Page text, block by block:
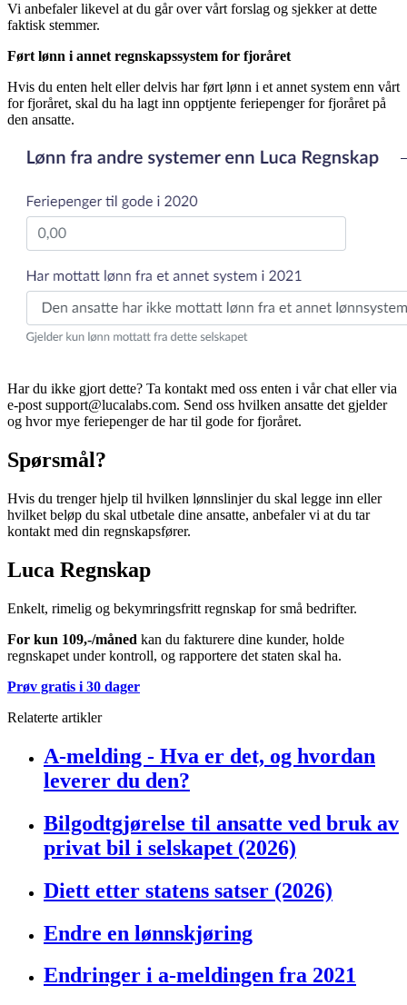
Vi anbefaler likevel at du går over vårt forslag og sjekker at dette
faktisk stemmer.
Ført lønn i annet regnskapssystem for fjoråret
Hvis du enten helt eller delvis har ført lønn i et annet system enn vårt
for fjoråret, skal du ha lagt inn opptjente feriepenger for fjoråret på
den ansatte.
Har du ikke gjort dette? Ta kontakt med oss enten i vår chat eller via
e-post support@lucalabs.com. Send oss hvilken ansatte det gjelder
og hvor mye feriepenger de har til gode for fjoråret.
Spørsmål?
Hvis du trenger hjelp til hvilken lønnslinjer du skal legge inn eller
hvilket beløp du skal utbetale dine ansatte, anbefaler vi at du tar
kontakt med din regnskapsfører.
Luca Regnskap
Enkelt, rimelig og bekymringsfritt regnskap for små bedrifter.
For kun 109,-/måned kan du fakturere dine kunder, holde
regnskapet under kontroll, og rapportere det staten skal ha.
Prøv gratis i 30 dager
Relaterte artikler
A-melding - Hva er det, og hvordan
leverer du den?
Bilgodtgjørelse til ansatte ved bruk av
privat bil i selskapet (2026)
Diett etter statens satser (2026)
Endre en lønnskjøring
Endringer i a-meldingen fra 2021